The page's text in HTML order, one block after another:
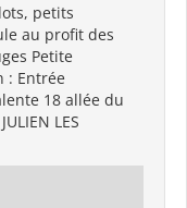
petits
au profit des
Petite
: Entrée
18 allée du
LES